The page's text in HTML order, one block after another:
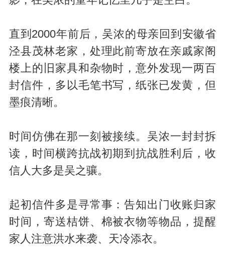
直到2000年前后，吴浓的母亲回到安徽省
泾县茂林老家，处理此前寄放在亲戚家阁
楼上的旧家具和杂物时，意外发现一两百
封信件，多以毛笔书写，纸张已发黄，但
墨痕清晰。
时间仿佛在那一刻被接续。吴浓一封封拆
读，时间横跨抗战初期到抗战胜利后， 收
信人 大多是吴之骧。
起初信件多是寻常事：告知出门收账归家
时间，寄送桔饼、棉被衣物等物品，提醒
家人注意洪水来袭、天冷添衣。